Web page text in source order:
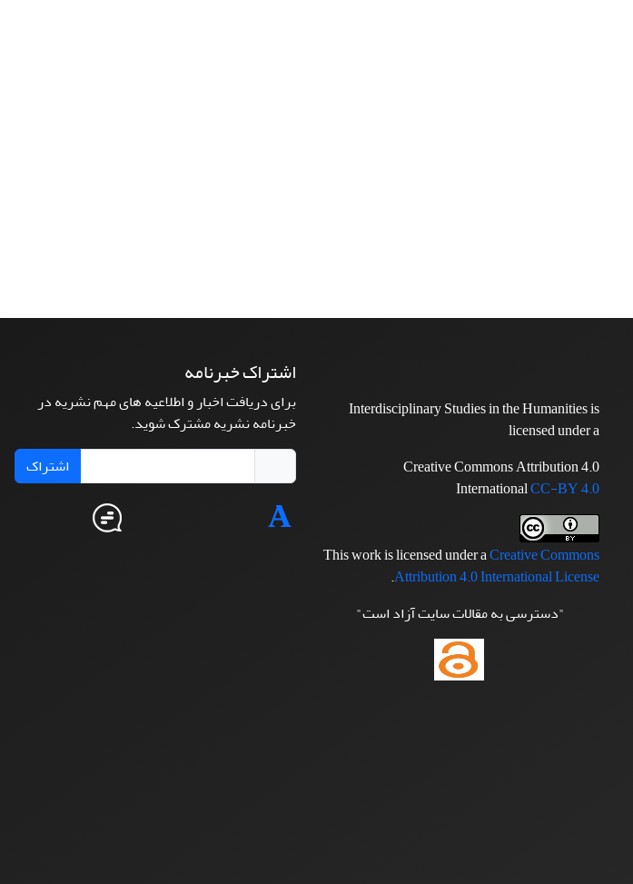
Interdisciplinary Studies in the Humanities is
licensed under a
Creative Commons Attribution 4.0
InternationalCC-BY 4.0
This work is licensed under aCreative Commons
Attribution 4.0 International License
.
"دسترسی به مقالات سایت آزاد است"
اشتراک خبرنامه
برای دریافت اخبار و اطلاعیه های مهم نشریه در
خبرنامه نشریه مشترک شوید.
اشتراک